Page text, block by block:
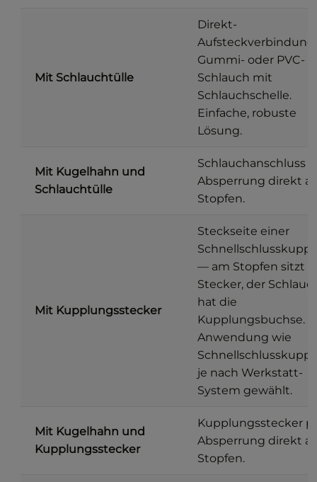
Mit Schlauchtülle
Direkt-
Aufsteckverbindung
Gummi- oder PVC-
Schlauch mit
Schlauchschelle.
Einfache, robuste
Lösung.
Mit Kugelhahn und
Schlauchtülle
Schlauchanschluss
Absperrung direkt
Stopfen.
Mit Kupplungsstecker
Steckseite einer
— am Stopfen sitzt
Stecker, der
hat die
Kupplungsbuchse.
Anwendung wie
je nach Werkstatt-
System gewählt.
Mit Kugelhahn und
Kupplungsstecker
Kupplungsstecker
Absperrung direkt
Stopfen.